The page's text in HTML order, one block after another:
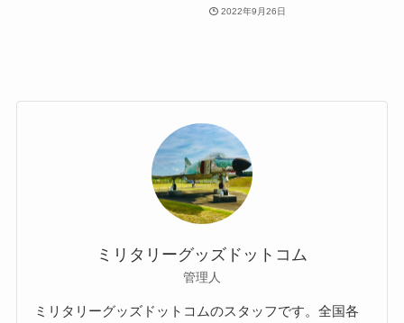
2022年9月26日
ミリタリーグッズドットコム
管理人
ミリタリーグッズドットコムのスタッフです。全国各